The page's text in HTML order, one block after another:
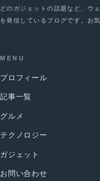
どのガジェットの話題など、ウ
を発信しているブログです。お
MENU
プロフィール
記事一覧
グルメ
テクノロジー
ガジェット
お問い合わせ